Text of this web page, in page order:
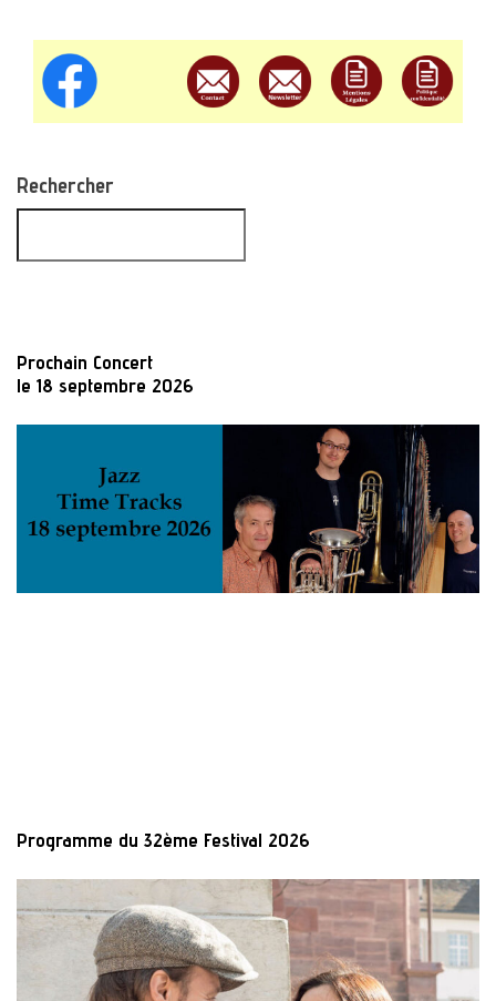
Rechercher
Prochain Concert
le 18 septembre 2026
Programme du 32ème Festival 2026